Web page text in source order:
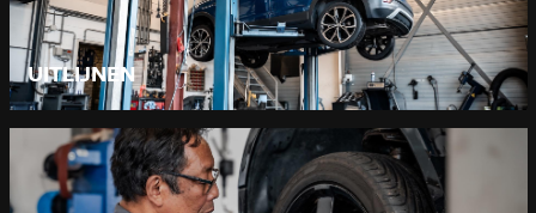
UITLIJNEN